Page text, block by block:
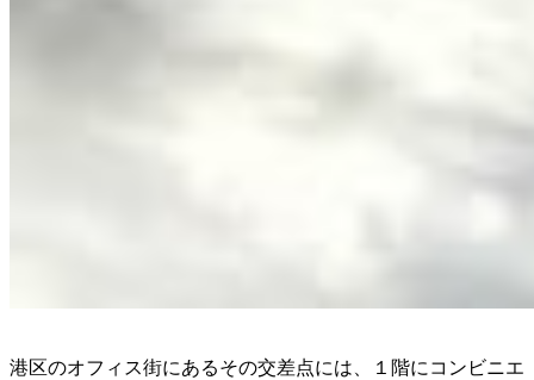
港区のオフィス街にあるその交差点には、１階にコンビニエ